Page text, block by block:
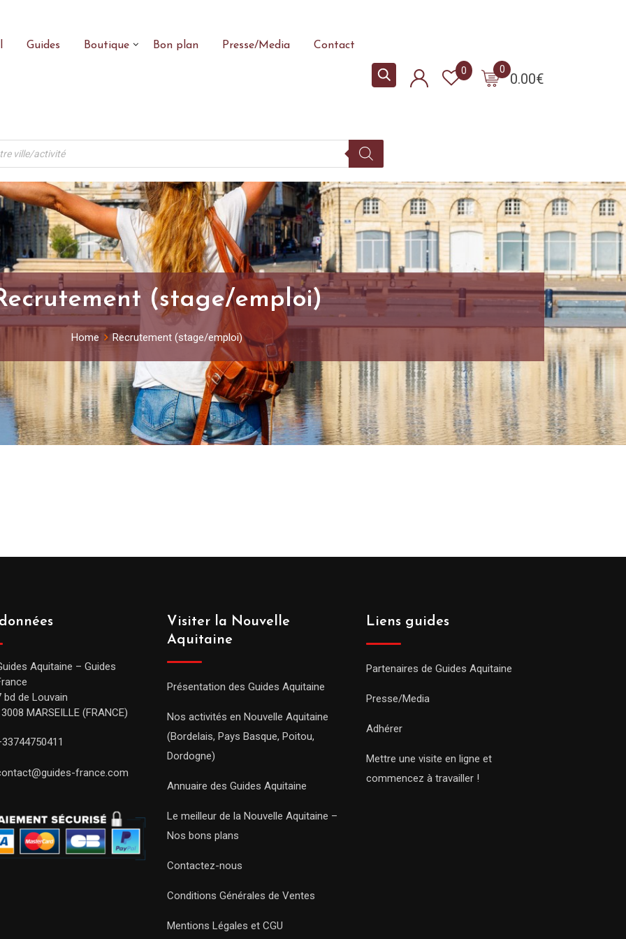
Guides Boutique Bon plan Presse/Media Contact
0.00€
0
0
(stage/emploi)
Home Recrutement (stage/emploi)
Aquitaine – Guides
bd de Louvain
MARSEILLE (FRANCE)
france.com
Visiter la Nouvelle
Aquitaine
Présentation des Guides Aquitaine
Nos activités en Nouvelle Aquitaine
(Bordelais, Pays Basque, Poitou,
Dordogne)
Annuaire des Guides Aquitaine
Le meilleur de la Nouvelle Aquitaine –
Nos bons plans
Contactez-nous
Conditions Générales de Ventes
Mentions Légales et CGU
Liens guides
Partenaires de Guides Aquitaine
Presse/Media
Adhérer
Mettre une visite en ligne et
commencez à travailler !